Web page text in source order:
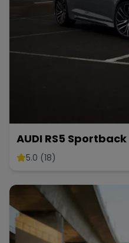
Tesla
Bugatti
Range Rover
AUDI RS5 Sportback
5.0 (18)